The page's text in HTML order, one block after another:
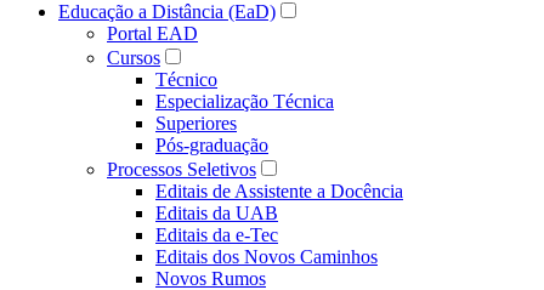
Educação a Distância (EaD)
Portal EAD
Cursos
Técnico
Especialização Técnica
Superiores
Pós-graduação
Processos Seletivos
Editais de Assistente a Docência
Editais da UAB
Editais da e-Tec
Editais dos Novos Caminhos
Novos Rumos